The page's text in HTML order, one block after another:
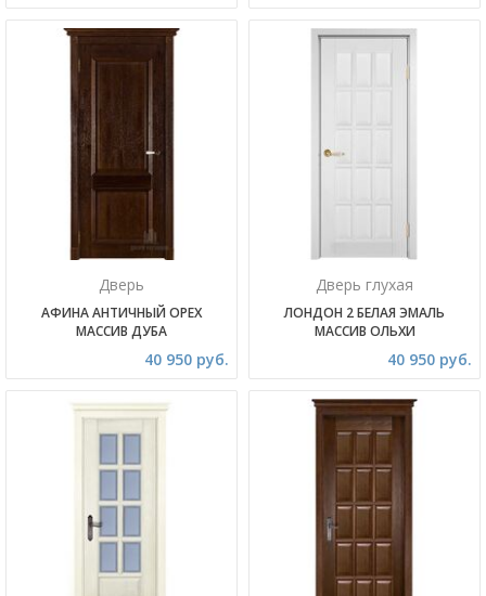
Дверь
АФИНА АНТИЧНЫЙ ОРЕХ
МАССИВ ДУБА
40 950 руб.
Дверь глухая
ЛОНДОН 2 БЕЛАЯ ЭМАЛЬ
МАССИВ ОЛЬХИ
40 950 руб.